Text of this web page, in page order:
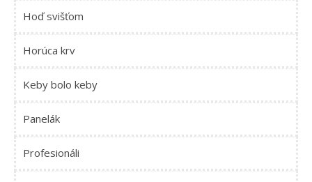
Hoď svišťom
Horúca krv
Keby bolo keby
Panelák
Profesionáli